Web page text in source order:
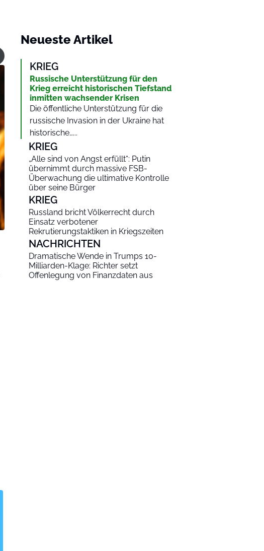
Neueste Artikel
KRIEG
Russische Unterstützung für den
Krieg erreicht historischen Tiefstand
inmitten wachsender Krisen
Die öffentliche Unterstützung für die
russische Invasion in der Ukraine hat
historische…...
KRIEG
„Alle sind von Angst erfüllt“: Putin
übernimmt durch massive FSB-
Überwachung die ultimative Kontrolle
über seine Bürger
KRIEG
Russland bricht Völkerrecht durch
Einsatz verbotener
Rekrutierungstaktiken in Kriegszeiten
NACHRICHTEN
Dramatische Wende in Trumps 10-
Milliarden-Klage: Richter setzt
Offenlegung von Finanzdaten aus